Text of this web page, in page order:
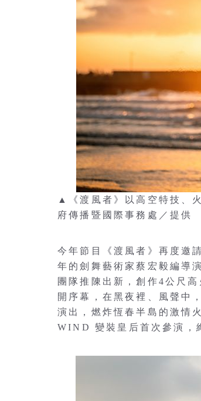
▲《渡風者》以高空特技、
府傳播暨國際事務處／提供
今年節目《渡風者》再度邀
年的劍舞藝術家蔡宏毅編導
團隊推陳出新，創作4公尺
開序幕，在黑夜裡、風聲中
演出，燃炸恆春半島的激情
WIND 變裝皇后首次參演，